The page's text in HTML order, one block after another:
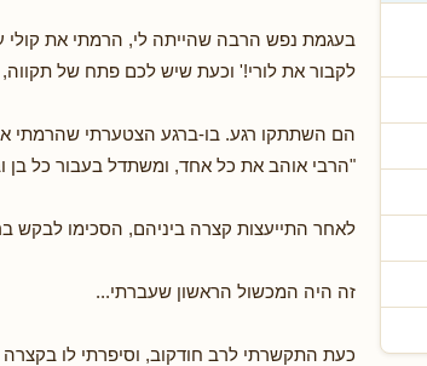
בעגמת נפש הרבה שהייתה לי, הרמתי את קולי
לקבור את לורי!' וכעת שיש לכם פתח של
הם השתתקו רגע. בו-ברגע הצטערתי שהרמתי
"הרבי אוהב את כל אחד, ומשתדל בעבור כל בן
לאחר התייעצות קצרה ביניהם, הסכימו לבקש
זה היה המכשול הראשון שעברתי...
כעת התקשרתי לרב חודקוב, וסיפרתי לו בקצרה